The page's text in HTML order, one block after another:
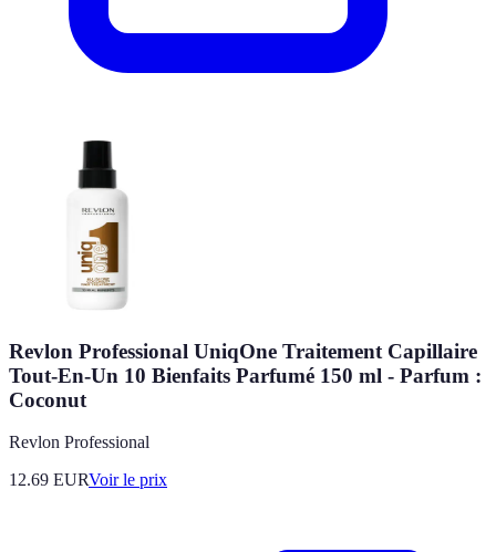
Revlon Professional UniqOne Traitement Capillaire
Tout-En-Un 10 Bienfaits Parfumé 150 ml - Parfum :
Coconut
Revlon Professional
12.69 EURVoir le prix